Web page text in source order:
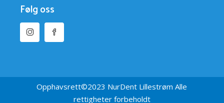
Følg oss
Opphavsrett©2023 NurDent Lillestrøm Alle
rettigheter forbeholdt